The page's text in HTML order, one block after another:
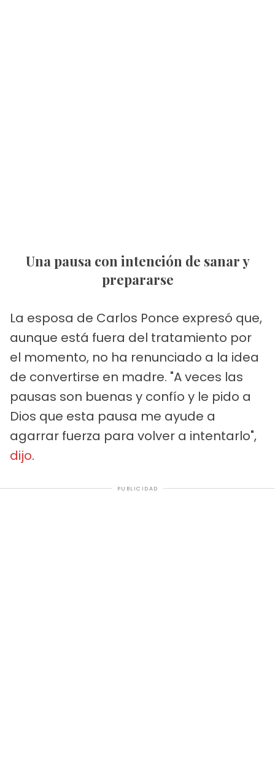
Una pausa con intención de sanar y
prepararse
La esposa de Carlos Ponce expresó que,
aunque está fuera del tratamiento por
el momento, no ha renunciado a la idea
de convertirse en madre. "A veces las
pausas son buenas y confío y le pido a
Dios que esta pausa me ayude a
agarrar fuerza para volver a intentarlo",
dijo.
PUBLICIDAD